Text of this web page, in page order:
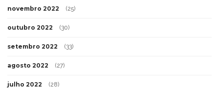
novembro 2022 (25)
outubro 2022 (30)
setembro 2022 (33)
agosto 2022 (27)
julho 2022 (28)